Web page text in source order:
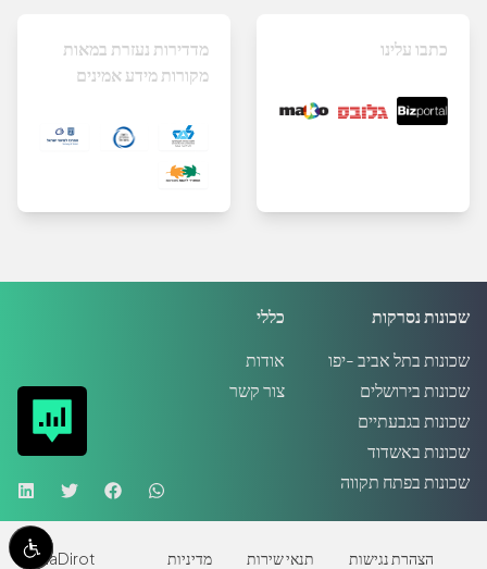
מדדירות נעזרת במאות
מקורות מידע אמינים
כתבו עלינו
כללי
אודות
צור קשר
שכונות נסרקות
שכונות בתל אביב -יפו
שכונות בירושלים
שכונות בגבעתיים
שכונות באשדוד
שכונות בפתח תקווה
MadaDirot הצהרת נגישות תנאי שירות מדיניות